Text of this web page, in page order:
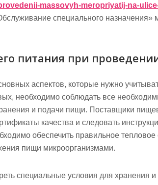
massovyh-meropriyatij-na-
специального назначения»
питания при
аспектов, которые нужно
необходимо соблюдать все
и подачи пищи. Поставщики
качества и следовать
обеспечить правильное
пищи микроорганизмами.
специальные условия для хранения